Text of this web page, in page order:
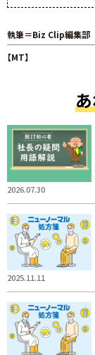
執筆＝Biz Clip編集部
【MT】
2026.07.30
2025.11.11